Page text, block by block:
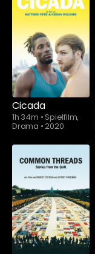
Cicada
1h 34m • Spielfilm,
Drama •2020